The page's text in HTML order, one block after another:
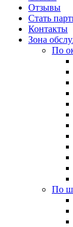
Отзывы
Стать
Контакты
Зона
По
По